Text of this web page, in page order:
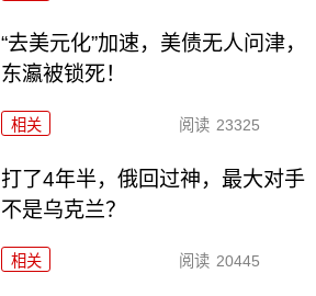
“去美元化”加速，美债无人问津，
东瀛被锁死！
相关 阅读 23325
打了4年半，俄回过神，最大对手
不是乌克兰？
相关 阅读 20445